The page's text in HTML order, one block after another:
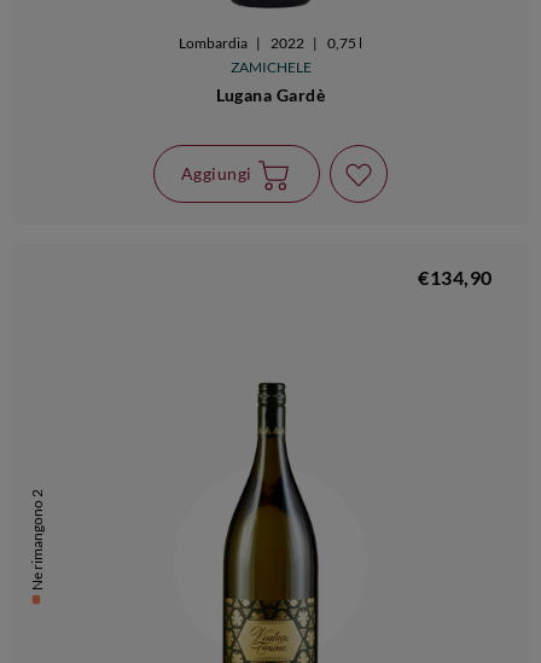
Lombardia | 2022 |
0,75 l
ZAMICHELE
Lugana Gardè
Aggiungi
Ne rimangono 2
€134,90